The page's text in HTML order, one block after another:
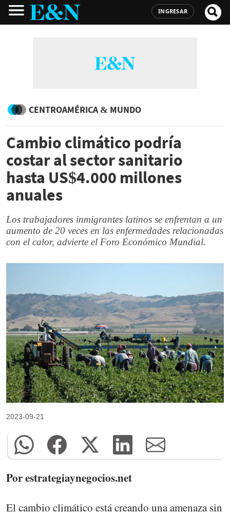
INGRESAR
CENTROAMÉRICA & MUNDO
Cambio climático podría
costar al sector sanitario
hasta US$4.000 millones
anuales
Los trabajadores inmigrantes latinos se enfrentan a un
aumento de 20 veces en las enfermedades relacionadas
con el calor, advierte el Foro Económico Mundial.
2023-09-21
Por estrategiaynegocios.net
El cambio climático está creando una amenaza sin